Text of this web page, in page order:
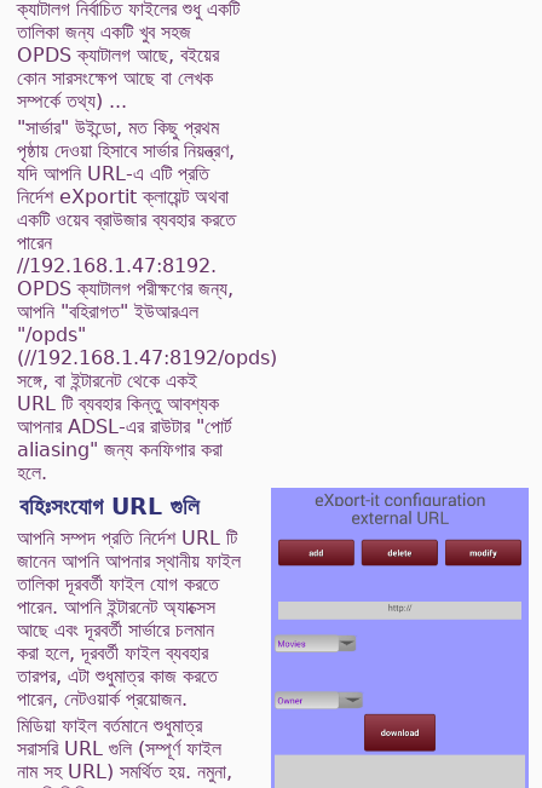
ক্যাটালগ নির্বাচিত ফাইলের শুধু একটি
তালিকা জন্য একটি খুব সহজ
OPDS ক্যাটালগ আছে, বইয়ের
কোন সারসংক্ষেপ আছে বা লেখক
সম্পর্কে তথ্য) ...
"সার্ভার" উইন্ডো, মত কিছু প্রথম
পৃষ্ঠায় দেওয়া হিসাবে সার্ভার নিয়ন্ত্রণ,
যদি আপনি URL-এ এটি প্রতি
নির্দেশ eXportit ক্লায়েন্ট অথবা
একটি ওয়েব ব্রাউজার ব্যবহার করতে
পারেন
//192.168.1.47:8192.
OPDS ক্যাটালগ পরীক্ষণের জন্য,
আপনি "বহিরাগত" ইউআরএল
"/opds"
(//192.168.1.47:8192/opds)
সঙ্গে, বা ইন্টারনেট থেকে একই
URL টি ব্যবহার কিন্তু আবশ্যক
আপনার ADSL-এর রাউটার "পোর্ট
aliasing" জন্য কনফিগার করা
হলে.
বহিঃসংযোগ URL গুলি
আপনি সম্পদ প্রতি নির্দেশ URL টি
জানেন আপনি আপনার স্থানীয় ফাইল
তালিকা দূরবর্তী ফাইল যোগ করতে
পারেন. আপনি ইন্টারনেট অ্যাক্সেস
আছে এবং দূরবর্তী সার্ভারে চলমান
করা হলে, দূরবর্তী ফাইল ব্যবহার
তারপর, এটা শুধুমাত্র কাজ করতে
পারেন, নেটওয়ার্ক প্রয়োজন.
মিডিয়া ফাইল বর্তমানে শুধুমাত্র
সরাসরি URL গুলি (সম্পূর্ণ ফাইল
নাম সহ URL) সমর্থিত হয়. নমুনা,